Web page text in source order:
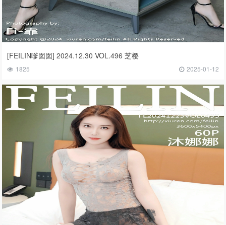
[FEILIN嗲囡囡] 2024.12.30 VOL.496 芝樱
1825 2025-01-12